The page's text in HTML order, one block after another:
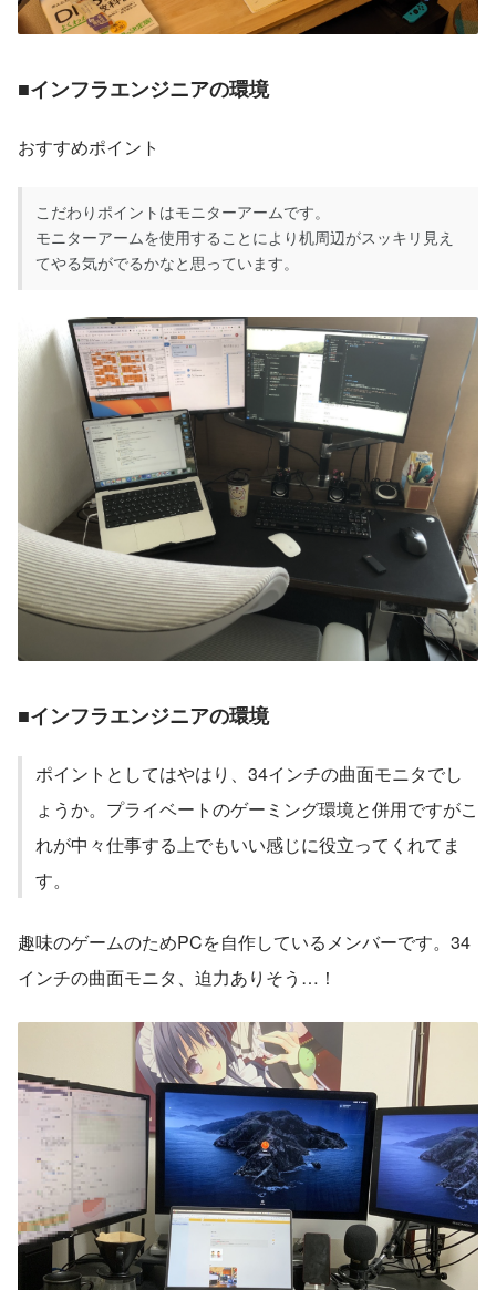
■インフラエンジニアの環境
おすすめポイント
こだわりポイントはモニターアームです。
モニターアームを使用することにより机周辺がスッキリ見え
てやる気がでるかなと思っています。
■インフラエンジニアの環境
ポイントとしてはやはり、34インチの曲面モニタでし
ょうか。プライベートのゲーミング環境と併用ですがこ
れが中々仕事する上でもいい感じに役立ってくれてま
す。
趣味のゲームのためPCを自作しているメンバーです。34
インチの曲面モニタ、迫力ありそう…！